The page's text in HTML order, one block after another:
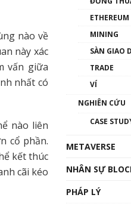
nào về
này xác
vấn giữa
nhất có
nào liên
cổ phần.
kết thúc
cãi kéo
ETHEREUM
MINING
SÀN GIAO
TRADE
VÍ
NGHIÊN CỨU
CASE
METAVERSE
NHÂN SỰ
PHÁP LÝ